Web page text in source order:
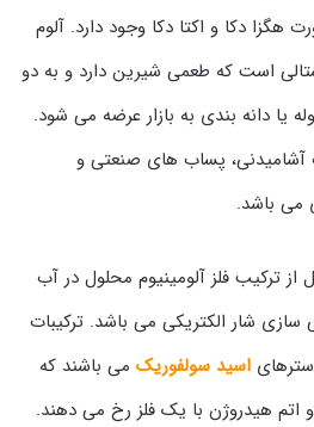
هگزا دکا و اکتا دکا وجود دارد. آلوم
است که طعمی شیرین دارد و به دو
یا دانه بندی به بازار عرضه می شود.
آشامیدنی، پساب های صنعتی و
می باشد.
ترکیب فلز آلومینیوم محلول در آب
شار الکتریکی می باشد. ترکیبات
اسید سولفوریک می باشند که
هیدروژن با یک فلز رخ می دهند.